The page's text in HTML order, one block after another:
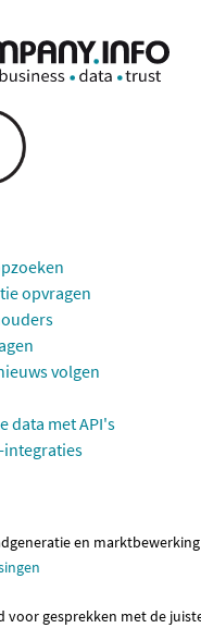
opvragen
volgen
data met API's
integraties
en marktbewerking
voor gesprekken met de